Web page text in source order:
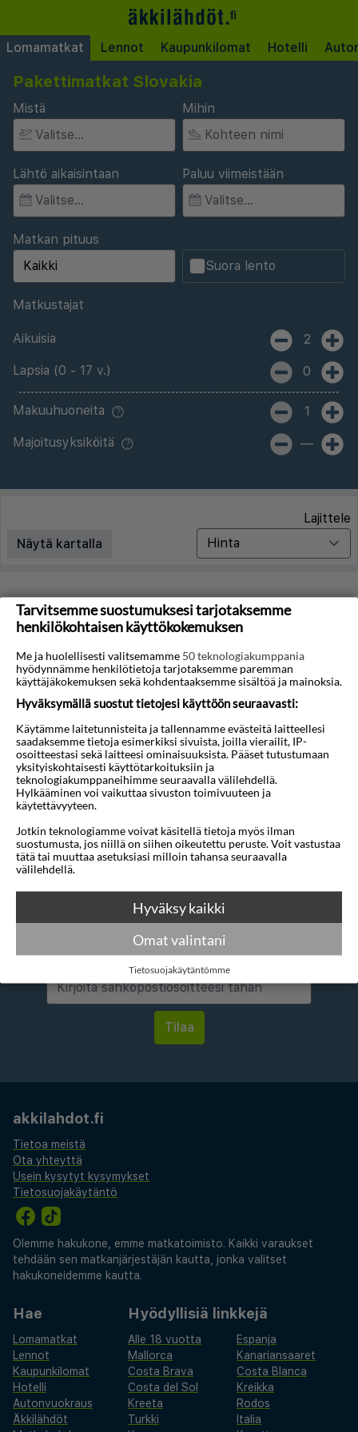
Lomamatkat Lennot Kaupunkilomat Hotelli
Pakettimatkat Slovakia
Mistä Mihin
Lähtö aikaisintaan Paluu viimeistään
Matkan pituus
Suora lento
Matkustajat
Aikuisia 2
Lapsia (0 - 17 v.) 0
Makuuhuoneita 1
Majoitusyksiköitä —
Näytä kartalla
Lajittele
Matkoja ei löytynyt
Voit saada lisää tuloksia poistamalla alla olevat
Mihin 1 sijainti
Mistä 1 sijainti
Alin tähtiluokitus 3 tähteä
Haluatko saada houkuttelevia
tarjouksia, matkavinkkejä ja uutisia
sähköpostitse?
akkilahdot.fi
Tietoa meistä
Ota yhteyttä
Usein kysytyt kysymykset
Tietosuojakäytäntö
Olemme hakukone, emme matkatoimisto. Kaikki varaukset
tehdään sen matkanjärjestäjän kautta, jonka valitset
hakukoneidemme kautta.
Hae
Lomamatkat
Lennot
Kaupunkilomat
Hotelli
Autonvuokraus
Äkkilähdöt
Hyödyllisiä linkkejä
Alle 18 vuotta
Espanja
Mallorca
Kanariansaaret
Costa Brava
Costa Blanca
Costa del Sol
Kreikka
Kreeta
Rodos
Turkki
Italia
Tarvitsemme suostumuksesi tarjotaksemme
henkilökohtaisen käyttökokemuksen
Me ja huolellisesti valitsemamme 50 teknologiakumppania
hyödynnämme henkilötietoja tarjotaksemme paremman
käyttäjäkokemuksen sekä kohdentaaksemme sisältöä ja mainoksia.
Hyväksymällä suostut tietojesi käyttöön seuraavasti:
Käytämme laitetunnisteita ja tallennamme evästeitä laitteellesi
saadaksemme tietoja esimerkiksi sivuista, joilla vierailit, IP-
osoitteestasi sekä laitteesi ominaisuuksista. Pääset tutustumaan
yksityiskohtaisesti käyttötarkoituksiin ja
teknologiakumppaneihimme seuraavalla välilehdellä.
Hylkääminen voi vaikuttaa sivuston toimivuuteen ja
käytettävyyteen.
Jotkin teknologiamme voivat käsitellä tietoja myös ilman
suostumusta, jos niillä on siihen oikeutettu peruste. Voit vastustaa
tätä tai muuttaa asetuksiasi milloin tahansa seuraavalla
välilehdellä.
Hyväksy kaikki
Omat valintani
Tietosuojakäytäntömme